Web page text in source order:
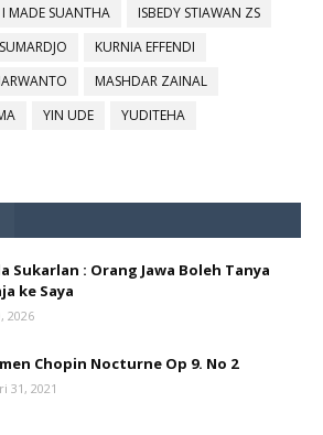
I MADE SUANTHA
ISBEDY STIAWAN ZS
KURNIA EFFENDI
MASHDAR ZAINAL
YIN UDE
YUDITEHA
Sukarlan : Orang Jawa Boleh Tanya
ke Saya
2026
Chopin Nocturne Op 9. No 2
31, 2021